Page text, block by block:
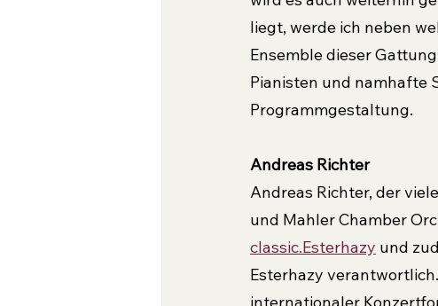
liegt, werde ich neben
Ensemble dieser
Pianisten und namhafte
Programmgestaltung.
Andreas Richter
Andreas Richter, der
und Mahler Chamber
classic.Esterhazy und
Esterhazy